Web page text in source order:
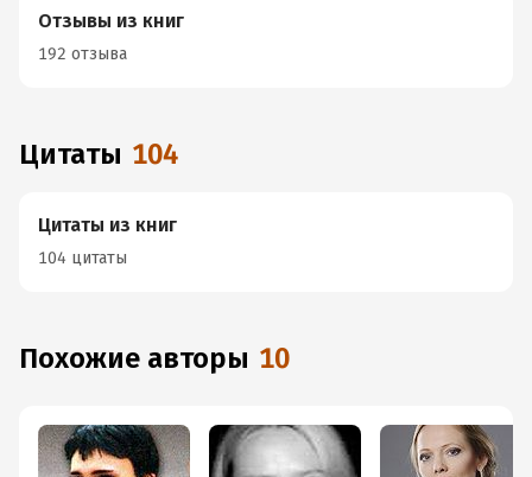
Отзывы из книг
192 отзыва
Цитаты 104
Цитаты из книг
104 цитаты
Похожие авторы 10